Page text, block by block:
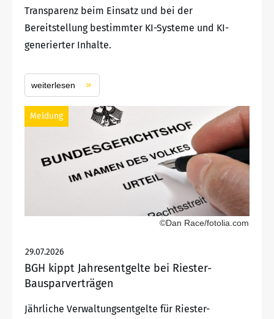
Transparenz beim Einsatz und bei der
Bereitstellung bestimmter KI-Systeme und KI-
generierter Inhalte.
weiterlesen
Meldung
©Dan Race/fotolia.com
29.07.2026
BGH kippt Jahresentgelte bei Riester-
Bausparverträgen
Jährliche Verwaltungsentgelte für Riester-